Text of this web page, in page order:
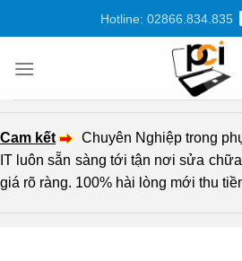
dung
Hotline: 02866.834.835
Cam kết
Chuyên Nghiệp trong
IT luôn sẵn sàng tới tận nơi sửa
giá rõ ràng. 100% hài lòng mới thu